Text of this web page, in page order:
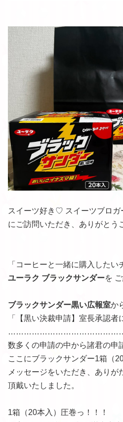
スイーツ好き♡ スイーツブロガ
にご訪問いただき、ありがとう
「コーヒーと一緒に購入したい
ユーラク ブラックサンダーを ご
ブラックサンダー黒い広報室か
「【黒い決裁申請】室長承認者
数多くの申請の中から諸君の申
ここにブラックサンダー1箱（
メッセージをいただき、ありが
頂戴いたしました。
1箱（20本入）圧巻っ！！！